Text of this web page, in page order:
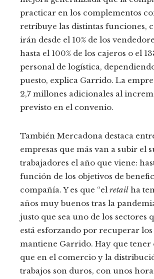
practicar en los complementos
retribuye las distintas funciones,
irán desde el 10% de los
hasta el 100% de los cajeros o el
personal de logística,
puesto, explica Garrido. La
2,7 millones adicionales al
previsto en el convenio.
También Mercadona destaca
empresas que más van a subir el
trabajadores el año que viene:
función de los objetivos de
compañía. Y es que “el retail ha
años muy buenos tras la
justo que sea uno de los sectores
está esforzando por recuperar los
mantiene Garrido. Hay que tener
que en el comercio y la
trabajos son duros, con unos